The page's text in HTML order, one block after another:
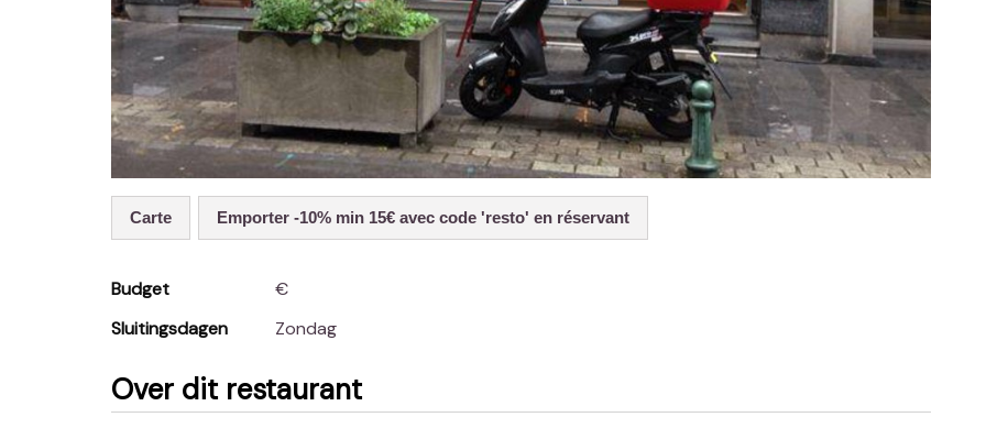
Carte Emporter -10% min 15€ avec code 'resto' en réservant
Budget
€
Sluitingsdagen
Zondag
Over dit restaurant